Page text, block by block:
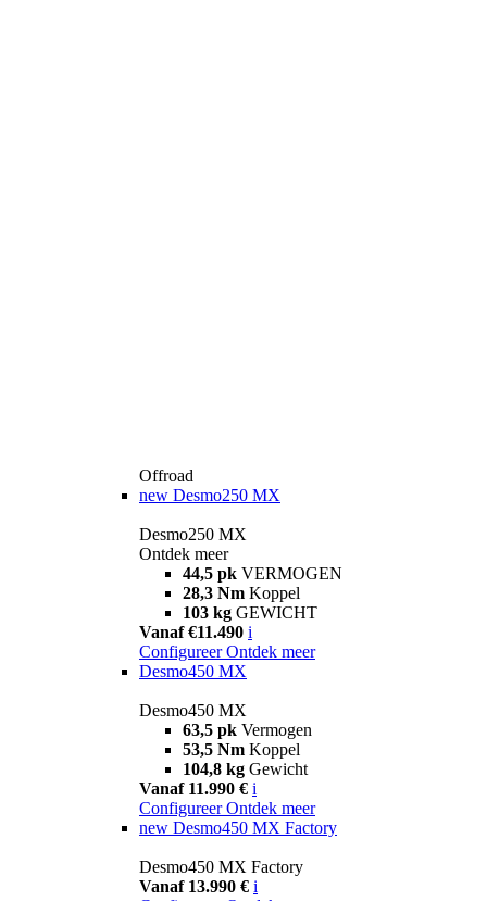
Offroad
new Desmo250 MX
Desmo250 MX
Ontdek meer
44,5 pk VERMOGEN
28,3 Nm Koppel
103 kg GEWICHT
Vanaf €11.490 i
Configureer Ontdek meer
Desmo450 MX
Desmo450 MX
63,5 pk Vermogen
53,5 Nm Koppel
104,8 kg Gewicht
Vanaf 11.990 € i
Configureer Ontdek meer
new Desmo450 MX Factory
Desmo450 MX Factory
Vanaf 13.990 € i